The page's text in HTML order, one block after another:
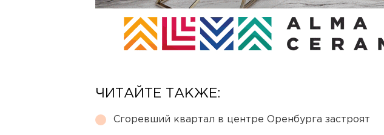
ЧИТАЙТЕ ТАКЖЕ:
Сгоревший квартал в центре Оренбурга застроят